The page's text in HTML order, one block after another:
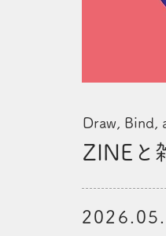
Draw, Bind,
ZINEと